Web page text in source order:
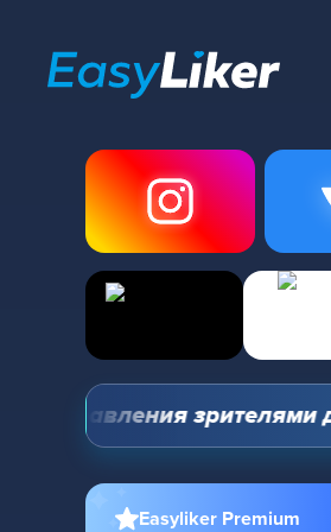
зрителями
Easyliker Premium